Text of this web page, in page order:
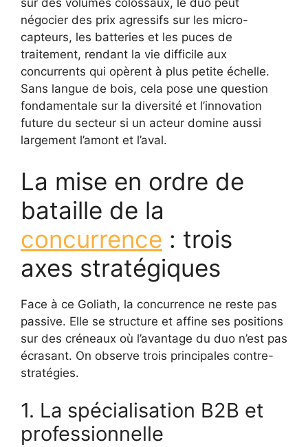
sur des volumes colossaux, le duo peut
négocier des prix agressifs sur les micro-
capteurs, les batteries et les puces de
traitement, rendant la vie difficile aux
concurrents qui opèrent à plus petite échelle.
Sans langue de bois, cela pose une question
fondamentale sur la diversité et l’innovation
future du secteur si un acteur domine aussi
largement l’amont et l’aval.
La mise en ordre de
bataille de la
concurrence : trois
axes stratégiques
Face à ce Goliath, la concurrence ne reste pas
passive. Elle se structure et affine ses positions
sur des créneaux où l’avantage du duo n’est pas
écrasant. On observe trois principales contre-
stratégies.
1. La spécialisation B2B et
professionnelle